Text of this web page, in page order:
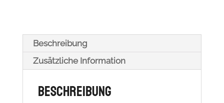
Beschreibung
Zusätzliche Information
Beschreibung